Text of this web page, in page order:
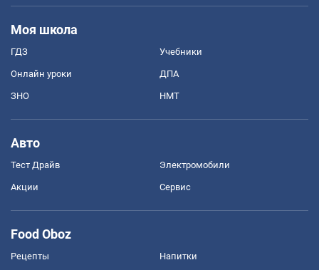
Моя школа
ГДЗ Учебники
Онлайн уроки ДПА
ЗНО НМТ
Авто
Тест Драйв Электромобили
Акции Сервис
Food Oboz
Рецепты Напитки